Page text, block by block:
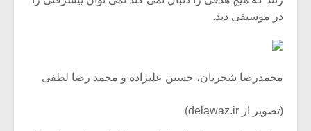
در موسیقی دید.
محمدرضا شجریان، حسین علیزاده و محمد رضا لطفی
(تصویر از delawaz.ir)